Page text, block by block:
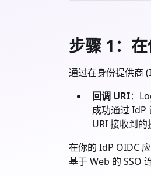
步骤 1：
通过在身份提供商
回调 URI：
成功通过
URI 接收到
在你的 IdP OIDC
基于 Web 的 SSO